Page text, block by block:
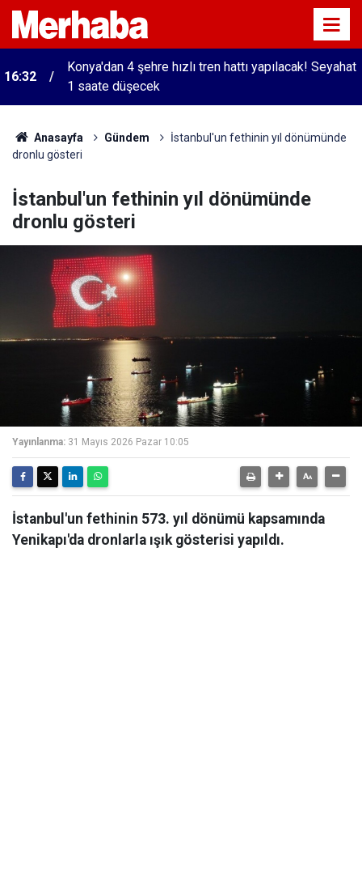
16:32
Konya'dan 4 şehre hızlı tren hattı yapılacak! Seyahat
1 saate düşecek
Anasayfa Gündem
İstanbul'un fethinin yıl dönümünde
dronlu gösteri
İstanbul'un fethinin yıl dönümünde
dronlu gösteri
Yayınlanma: 31 Mayıs 2026 Pazar 10:05
İstanbul'un fethinin 573. yıl dönümü kapsamında
Yenikapı'da dronlarla ışık gösterisi yapıldı.